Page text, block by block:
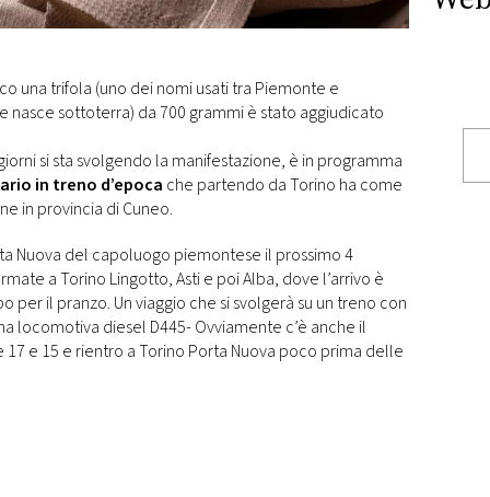
una trifola (uno dei nomi usati tra Piemonte e
nasce sottoterra) da 700 grammi è stato aggiudicato
si sta svolgendo la manifestazione, è in programma
in treno d’epoca che partendo da Torino ha come
in provincia di Cuneo.
Nuova del capoluogo piemontese il prossimo 4
a Torino Lingotto, Asti e poi Alba, dove l’arrivo è
per il pranzo. Un viaggio che si svolgerà su un treno con
locomotiva diesel D445- Ovviamente c’è anche il
e 15 e rientro a Torino Porta Nuova poco prima delle